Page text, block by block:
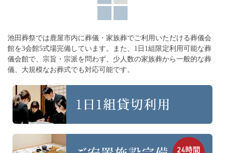
池田葬祭では鹿屋市内に葬儀・家族葬でご利用いただける葬儀会
館を3会館5式場完備しています。
また、1日1組限定利用可能な葬
儀会館で、宗旨・宗派を問わず、 少人数の家族葬から一般的な葬
儀、大規模なお葬式でも対応可能です。